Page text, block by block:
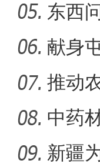
东西
印，
献身
推动
别“白
中药
道？
新疆